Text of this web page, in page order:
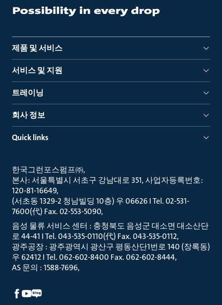
제품 및 서비스
서비스 및 지원
트레이닝
회사 정보
Quick links
한국그런포스펌프㈜
본사: 서울특별시 서초구 강남대로 351, 사업자등록번호:
120-81-16649
(서초동 1329-2 청남빌딩 10층) 우 06626 I Tel. 02-531-
7600(代) Fax. 02-553-5090
음성 물류 서비스 센터 : 충청북도 음성군 대소면 대소산단
로 44-41 I Tel. 043-535-0110(代) Fax. 043-535-0112
광주공장 : 광주광역시 광산구 평동산단1번로 140 (장록동)
우 62412 I Tel. 062-602-8400 Fax. 062-602-8444
AS 문의 : 1588-7696